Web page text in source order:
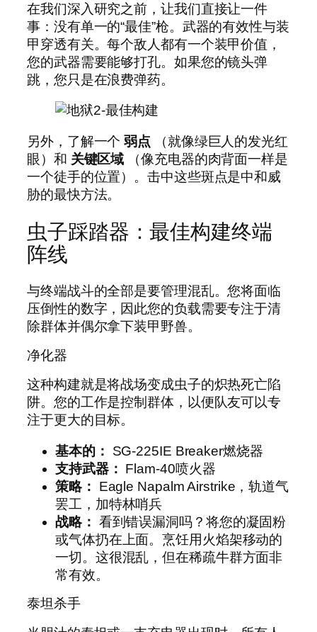
在我们深入研究之前，让我们直接让一件
事：没有单一的“最佳”枪。武器的有效性与装
甲穿透有关。每个敌人都有一个装甲价值，
您的武器需要能够打孔。如果您的镜头弹
跳，您只是在浪费弹药。
另外，了解一个弱点 （就像绿巨人的发光红
眼）和 关键区域 （像充电器的肉背面一样是
一个徒手的位置）。击中这些斑点是中和威
胁的最快方法。
虫子踩踏器：最佳构建终端
阵线
与终端战斗的全部是要管理混乱。您将面临
压倒性的数字，因此您的负载需要专注于清
除群体并偶尔拿下装甲野兽。
净化器
这种构建就是将战场变成虫子的炽热死亡陷
阱。您的工作是控制群体，以便队友可以专
注于更大的目标。
基本的：
SG-225IE Breaker燃烧器
支持武器： Flam-40喷火器
策略：
Eagle Napalm Airstrike，轨道气
罢工，加特林哨兵
战略： 看到错误漏洞吗？将您的凝固粉
或气体扔在上面。烹饪用火焰架移动的
一切。这很混乱，但在稀疏牛群方面非
常有效。
泰坦杀手